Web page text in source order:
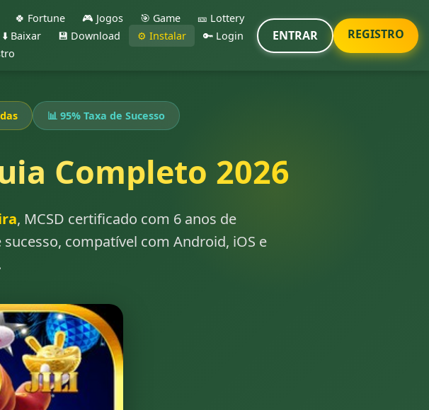
🍀 Fortune 🎮 Jogos 🎯 Game
🎫 Lottery
⬇️ Baixar 💾 Download ⚙️ Instalar
🔑 Login
ENTRAR REGISTRO
📊 95% Taxa de Sucesso
Completo 2026
, MCSD certificado com 6 anos de
compatível com Android, iOS e